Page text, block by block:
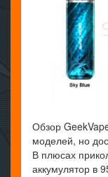
Обзор
моделей, но
В плюсах
аккумулятор в